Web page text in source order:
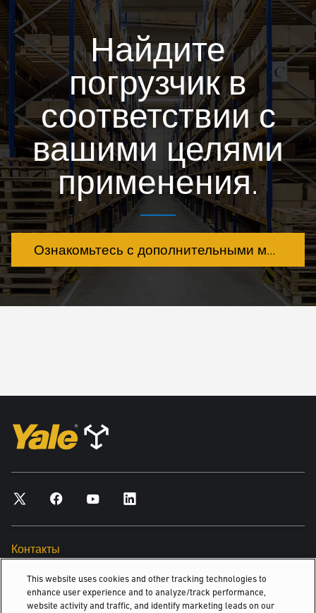
Найдите
погрузчик в
соответствии с
вашими целями
применения.
Ознакомьтесь с дополнительными моделями
Контакты
Поиск дилера
This website uses cookies and other tracking technologies to
enhance user experience and to analyze/track performance,
website activity and traffic, and identify marketing leads on our